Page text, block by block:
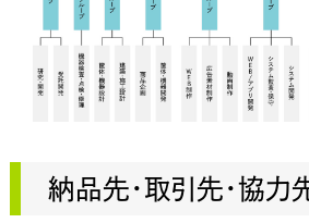
納品先・取引先・協力